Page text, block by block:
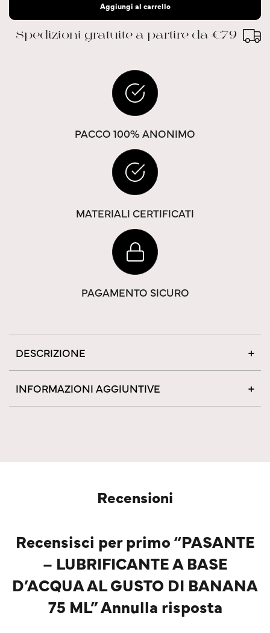
Aggiungi al carrello
Spedizioni gratuite a partire da €79
PACCO 100% ANONIMO
MATERIALI CERTIFICATI
PAGAMENTO SICURO
DESCRIZIONE
INFORMAZIONI AGGIUNTIVE
Recensioni
Recensisci per primo “PASANTE
– LUBRIFICANTE A BASE
D’ACQUA AL GUSTO DI BANANA
75 ML” Annulla risposta